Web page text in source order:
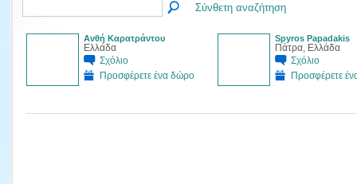
Σύνθετη αναζήτηση
Ανθή Καρατράντου
Ελλάδα
Σχόλιο
Προσφέρετε ένα δώρο
Spyros Papadakis
Πάτρα, Ελλάδα
Σχόλιο
Προσφέρετε